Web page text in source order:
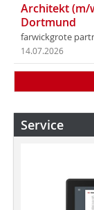
Architekt (m/
Dortmund
farwickgrote
14.07.2026
Service